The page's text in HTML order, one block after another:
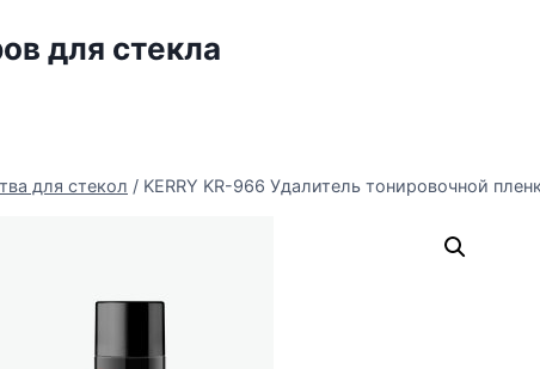
для стекла
для стекол / KERRY KR-966 Удалитель тонировочной